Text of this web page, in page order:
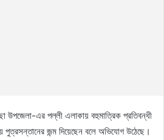
উপজেলা-এর পল্লী এলাকায় বহুমাত্রিক প্রতিবন্ধী
জন্ম দিয়েছেন বলে অভিযোগ উঠেছে।